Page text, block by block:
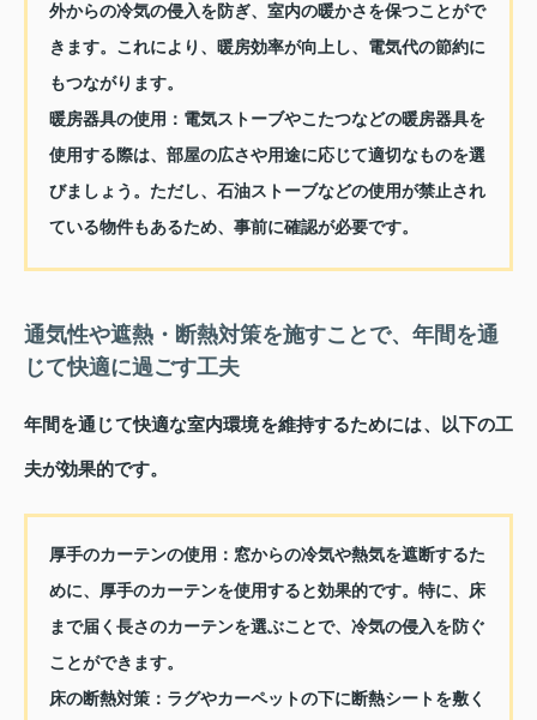
外からの冷気の侵入を防ぎ、室内の暖かさを保つことがで
きます。これにより、暖房効率が向上し、電気代の節約に
もつながります。
暖房器具の使用： 電気ストーブやこたつなどの暖房器具を
使用する際は、部屋の広さや用途に応じて適切なものを選
びましょう。ただし、石油ストーブなどの使用が禁止され
ている物件もあるため、事前に確認が必要です。
通気性や遮熱・断熱対策を施すことで、年間を通
じて快適に過ごす工夫
年間を通じて快適な室内環境を維持するためには、以下の工
夫が効果的です。
厚手のカーテンの使用： 窓からの冷気や熱気を遮断するた
めに、厚手のカーテンを使用すると効果的です。特に、床
まで届く長さのカーテンを選ぶことで、冷気の侵入を防ぐ
ことができます。
床の断熱対策： ラグやカーペットの下に断熱シートを敷く